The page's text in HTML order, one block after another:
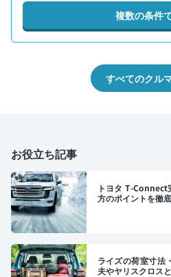
複数の条件
すべてのクル
お役立ち記事
トヨタ T-Connect
方のポイントを徹
ライズの荷室寸法
夫やヤリスクロス